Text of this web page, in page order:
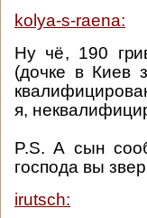
kolya-s-raena:
Ну чё, 190
(дочке в Киев
я,
P.S. А сын
господа вы
irutsch: